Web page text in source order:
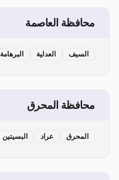
محافظة العاصمة
السيف العدلية البرهامة
محافظة المحرق
المحرق عراد البسيتين